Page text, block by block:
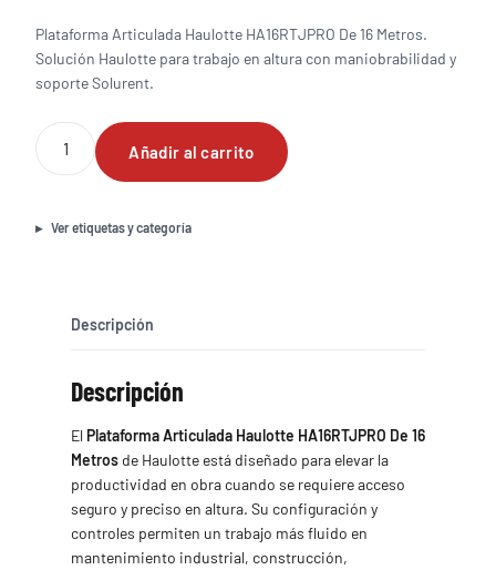
Plataforma Articulada Haulotte HA16RTJPRO De 16 Metros.
Solución Haulotte para trabajo en altura con maniobrabilidad y
soporte Solurent.
Plataforma
Articulada
Haulotte
De
Añadir al carrito
Ver etiquetas y categoría
Descripción
Descripción
El Plataforma Articulada Haulotte HA16RTJPRO De 16
Metros de Haulotte está diseñado para elevar la
productividad en obra cuando se requiere acceso
seguro y preciso en altura. Su configuración y
controles permiten un trabajo más fluido en
mantenimiento industrial, construcción,